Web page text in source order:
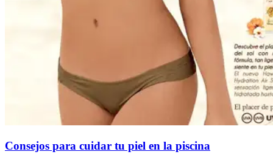
Consejos para cuidar tu piel en la piscina